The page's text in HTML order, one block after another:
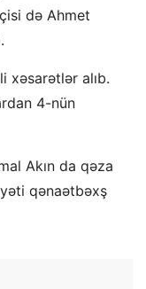
də Ahmet
xəsarətlər alıb.
4-nün
Akın da qəza
qənaətbəxş